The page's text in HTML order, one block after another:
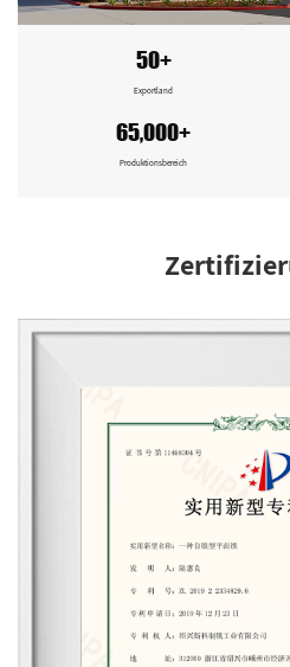
50+
Exportland
65,000+
Produktionsbereich